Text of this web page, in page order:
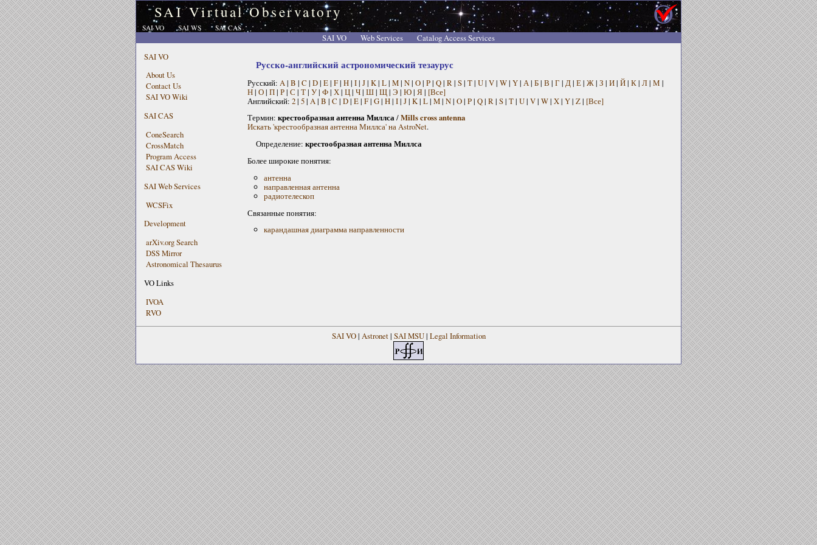
SAI Virtual Observatory
SAI VO SAI WS SAI CAS
SAI VO Web Services
Catalog Access Services
SAI VO
About Us
Contact Us
SAI VO Wiki
SAI CAS
ConeSearch
CrossMatch
Program Access
SAI CAS Wiki
SAI Web Services
WCSFix
Development
arXiv.org Search
DSS Mirror
Astronomical Thesaurus
VO Links
IVOA
RVO
Русско-английский астрономический тезаурус
Русский: A | B | C | D| E| F| H| I| J| K| L| M| N| O| P| Q| R | S| T| U| V| W| Y| А | Б| В | Г | Д| Е| Ж| З | И| Й| К| Л| М |
Н| О| П| Р| С | Т| У| Ф| Х| Ц| Ч| Ш| Щ| Э | Ю| Я| [Все]
Английский: 2| 5| A | B | C | D| E| F| G| H| I| J| K| L| M| N| O| P| Q| R | S| T| U| V| W| X| Y| Z| [Все]
Термин: крестообразная антенна Миллса/Mills cross antenna
Искать 'крестообразная антенна Миллса' на AstroNet.
Определение: крестообразная антенна Миллса
Более широкие понятия:
антенна
направленная антенна
радиотелескоп
Связанные понятия:
карандашная диаграмма направленности
SAI VO| Astronet| SAI MSU| Legal Information